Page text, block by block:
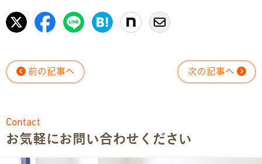
前の記事へ 次の記事へ
Contact
お気軽にお問い合わせください